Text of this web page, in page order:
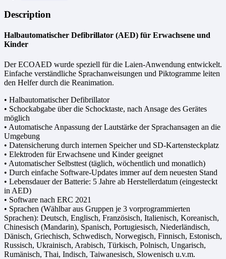
Description
Halbautomatischer Defibrillator (AED) für Erwachsene und
Kinder
Der ECOAED wurde speziell für die Laien-Anwendung entwickelt.
Einfache verständliche Sprachanweisungen und Piktogramme leiten
den Helfer durch die Reanimation.
• Halbautomatischer Defibrillator
• Schockabgabe über die Schocktaste, nach Ansage des Gerätes
möglich
• Automatische Anpassung der Lautstärke der Sprachansagen an die
Umgebung
• Datensicherung durch internen Speicher und SD-Kartensteckplatz
• Elektroden für Erwachsene und Kinder geeignet
• Automatischer Selbsttest (täglich, wöchentlich und monatlich)
• Durch einfache Software-Updates immer auf dem neuesten Stand
• Lebensdauer der Batterie: 5 Jahre ab Herstellerdatum (eingesteckt
in AED)
• Software nach ERC 2021
• Sprachen (Wählbar aus Gruppen je 3 vorprogrammierten
Sprachen): Deutsch, Englisch, Französisch, Italienisch, Koreanisch,
Chinesisch (Mandarin), Spanisch, Portugiesisch, Niederländisch,
Dänisch, Griechisch, Schwedisch, Norwegisch, Finnisch, Estonisch,
Russisch, Ukrainisch, Arabisch, Türkisch, Polnisch, Ungarisch,
Rumänisch, Thai, Indisch, Taiwanesisch, Slowenisch u.v.m.